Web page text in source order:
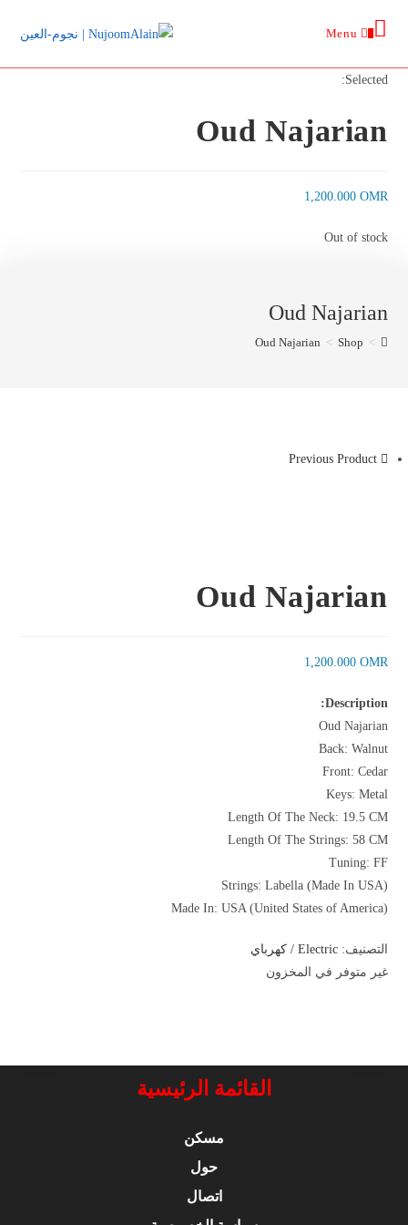
Menu
Selected:
Oud Najarian
1,200.000 OMR
Out of stock
Oud Najarian
>
Shop
>
Oud Najarian
Previous Product
Oud Najarian
1,200.000 OMR
Description:
Oud Najarian
Back: Walnut
Front: Cedar
Keys: Metal
Length Of The Neck: 19.5 CM
Length Of The Strings: 58 CM
Tuning: FF
Strings: Labella (Made In USA)
Made In: USA (United States of America)
التصنيف:Electric / كهرباي
غير متوفر في المخزون
القائمة الرئيسية
مسكن
حول
اتصال